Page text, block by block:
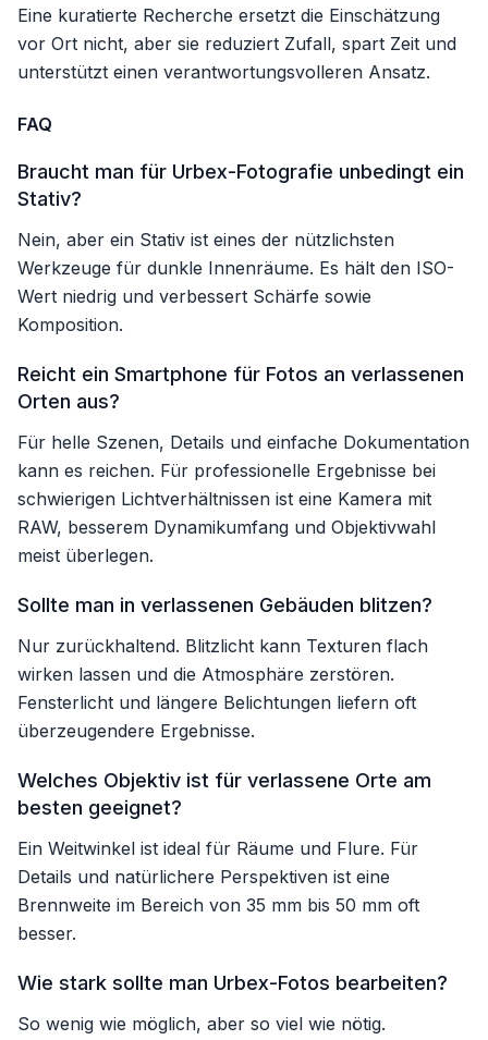
Eine kuratierte Recherche ersetzt die Einschätzung
vor Ort nicht, aber sie reduziert Zufall, spart Zeit und
unterstützt einen verantwortungsvolleren Ansatz.
FAQ
Braucht man für Urbex-Fotografie unbedingt ein
Stativ?
Nein, aber ein Stativ ist eines der nützlichsten
Werkzeuge für dunkle Innenräume. Es hält den ISO-
Wert niedrig und verbessert Schärfe sowie
Komposition.
Reicht ein Smartphone für Fotos an verlassenen
Orten aus?
Für helle Szenen, Details und einfache Dokumentation
kann es reichen. Für professionelle Ergebnisse bei
schwierigen Lichtverhältnissen ist eine Kamera mit
RAW, besserem Dynamikumfang und Objektivwahl
meist überlegen.
Sollte man in verlassenen Gebäuden blitzen?
Nur zurückhaltend. Blitzlicht kann Texturen flach
wirken lassen und die Atmosphäre zerstören.
Fensterlicht und längere Belichtungen liefern oft
überzeugendere Ergebnisse.
Welches Objektiv ist für verlassene Orte am
besten geeignet?
Ein Weitwinkel ist ideal für Räume und Flure. Für
Details und natürlichere Perspektiven ist eine
Brennweite im Bereich von 35 mm bis 50 mm oft
besser.
Wie stark sollte man Urbex-Fotos bearbeiten?
So wenig wie möglich, aber so viel wie nötig.